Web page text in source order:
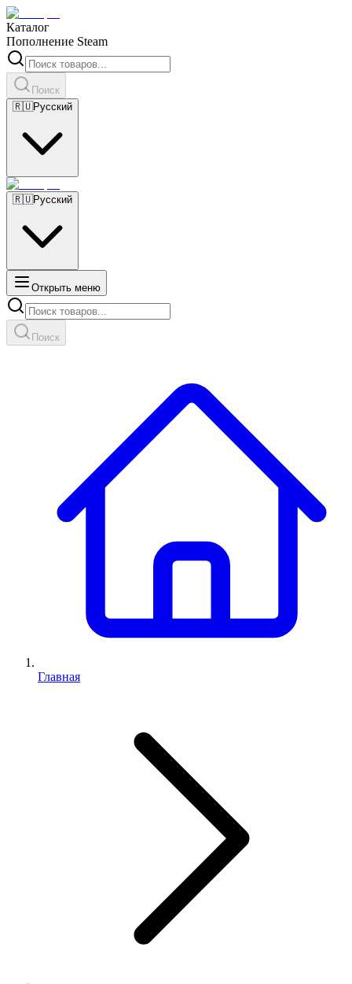
Каталог
Пополнение Steam
Поиск
🇷🇺Русский
🇷🇺Русский
Открыть меню
Поиск
Главная